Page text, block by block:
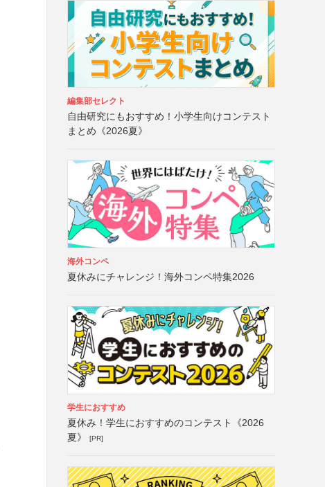
編集部セレクト
自由研究にもおすすめ！小学生向けコンテスト
まとめ《2026夏》
海外コンペ
夏休みにチャレンジ！海外コンペ特集2026
学生におすすめ
夏休み！学生におすすめのコンテスト《2026
夏》
[PR]